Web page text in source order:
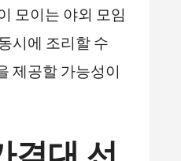
모이는 야외 모임
시에 조리할 수
제공할 가능성이